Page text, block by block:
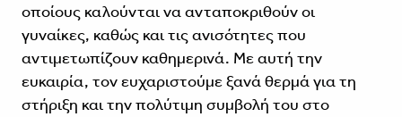
οποίους καλούνται να ανταποκριθούν οι
γυναίκες, καθώς και τις ανισότητες που
αντιμετωπίζουν καθημερινά. Με αυτή την
ευκαιρία, τον ευχαριστούμε ξανά θερμά για τη
στήριξη και την πολύτιμη συμβολή του στο